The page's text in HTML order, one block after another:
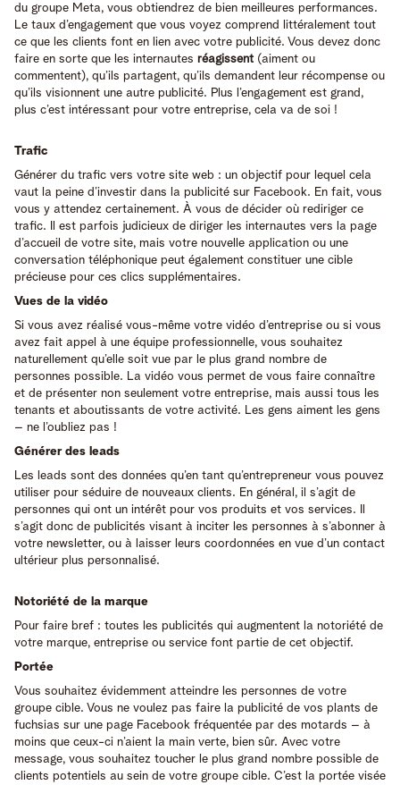
du groupe Meta, vous obtiendrez de bien meilleures performances.
Le taux d’engagement que vous voyez comprend littéralement tout
ce que les clients font en lien avec votre publicité. Vous devez donc
faire en sorte que les internautes réagissent (aiment ou
commentent), qu’ils partagent, qu’ils demandent leur récompense ou
qu’ils visionnent une autre publicité. Plus l’engagement est grand,
plus c’est intéressant pour votre entreprise, cela va de soi !
Trafic
Générer du trafic vers votre site web : un objectif pour lequel cela
vaut la peine d’investir dans la publicité sur Facebook. En fait, vous
vous y attendez certainement. À vous de décider où rediriger ce
trafic. Il est parfois judicieux de diriger les internautes vers la page
d’accueil de votre site, mais votre nouvelle application ou une
conversation téléphonique peut également constituer une cible
précieuse pour ces clics supplémentaires.
Vues de la vidéo
Si vous avez réalisé vous-même votre vidéo d’entreprise ou si vous
avez fait appel à une équipe professionnelle, vous souhaitez
naturellement qu’elle soit vue par le plus grand nombre de
personnes possible. La vidéo vous permet de vous faire connaître
et de présenter non seulement votre entreprise, mais aussi tous les
tenants et aboutissants de votre activité. Les gens aiment les gens
– ne l’oubliez pas !
Générer des leads
Les leads sont des données qu’en tant qu’entrepreneur vous pouvez
utiliser pour séduire de nouveaux clients. En général, il s’agit de
personnes qui ont un intérêt pour vos produits et vos services. Il
s’agit donc de publicités visant à inciter les personnes à s’abonner à
votre newsletter, ou à laisser leurs coordonnées en vue d’un contact
ultérieur plus personnalisé.
Notoriété de la marque
Pour faire bref : toutes les publicités qui augmentent la notoriété de
votre marque, entreprise ou service font partie de cet objectif.
Portée
Vous souhaitez évidemment atteindre les personnes de votre
groupe cible. Vous ne voulez pas faire la publicité de vos plants de
fuchsias sur une page Facebook fréquentée par des motards – à
moins que ceux-ci n’aient la main verte, bien sûr. Avec votre
message, vous souhaitez toucher le plus grand nombre possible de
clients potentiels au sein de votre groupe cible. C’est la portée visée